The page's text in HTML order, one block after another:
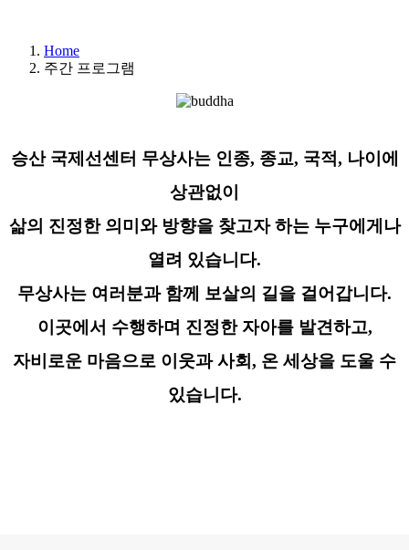
Home
주간 프로그램
승산 국제선센터 무상사는 인종, 종교, 국적, 나이에
상관없이
삶의 진정한 의미와 방향을 찾고자 하는 누구에게나
열려 있습니다.
무상사는 여러분과 함께 보살의 길을 걸어갑니다.
이곳에서 수행하며 진정한 자아를 발견하고,
자비로운 마음으로 이웃과 사회, 온 세상을 도울 수
있습니다.